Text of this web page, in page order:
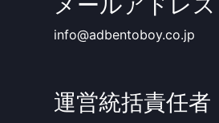
info@adbentoboy.co.jp
運営統括責任者